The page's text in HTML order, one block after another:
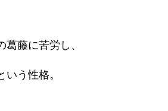
藤に苦労し、
う性格。